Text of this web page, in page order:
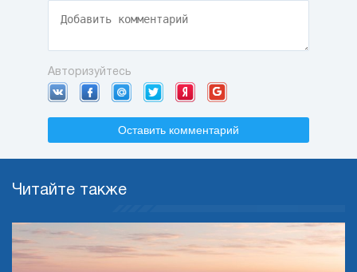
Авторизуйтесь
Оставить комментарий
Читайте также